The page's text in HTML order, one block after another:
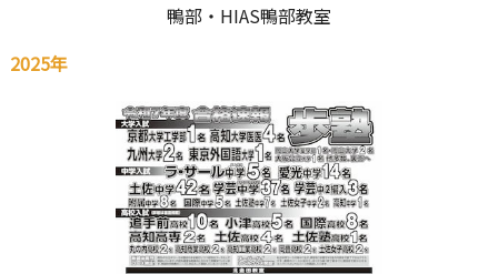
鴨部・HIAS鴨部教室
2025年